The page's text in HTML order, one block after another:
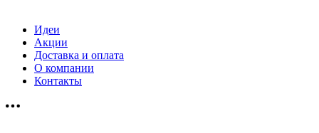
Идеи
Акции
Доставка и оплата
О компании
Контакты